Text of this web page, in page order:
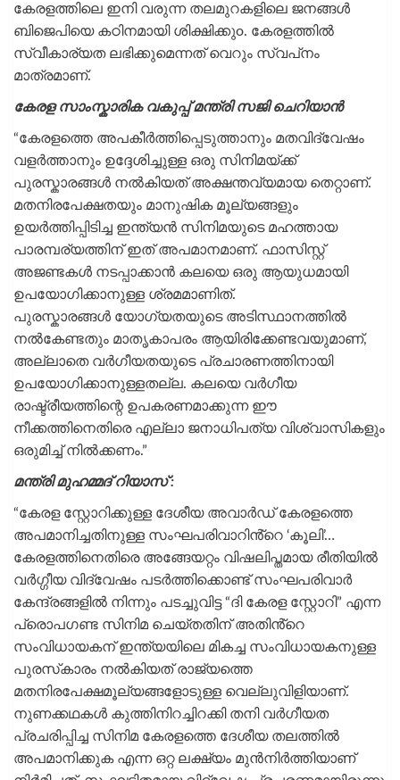
കേരളത്തിലെ ഇനി വരുന്ന തലമുറകളിലെ ജനങ്ങൾ
ബിജെപിയെ കഠിനമായി ശിക്ഷിക്കുo. കേരളത്തില്‍
സ്വീകാര്യത ലഭിക്കുമെന്നത് വെറും സ്വപ്‌നം
മാത്രമാണ്.
കേരള സാംസ്കാരിക വകുപ്പ് മന്ത്രി സജി ചെറിയാൻ
“കേരളത്തെ അപകീർത്തിപ്പെടുത്താനും മതവിദ്വേഷം
വളർത്താനും ഉദ്ദേശിച്ചുള്ള ഒരു സിനിമയ്ക്ക്
പുരസ്കാരങ്ങൾ നൽകിയത് അക്ഷന്തവ്യമായ തെറ്റാണ്.
മതനിരപേക്ഷതയും മാനുഷിക മൂല്യങ്ങളും
ഉയർത്തിപ്പിടിച്ച ഇന്ത്യൻ സിനിമയുടെ മഹത്തായ
പാരമ്പര്യത്തിന് ഇത് അപമാനമാണ്. ഫാസിസ്റ്റ്
അജണ്ടകൾ നടപ്പാക്കാൻ കലയെ ഒരു ആയുധമായി
ഉപയോഗിക്കാനുള്ള ശ്രമമാണിത്.
പുരസ്കാരങ്ങൾ യോഗ്യതയുടെ അടിസ്ഥാനത്തിൽ
നൽകേണ്ടതും മാതൃകാപരം ആയിരിക്കേണ്ടവയുമാണ്,
അല്ലാതെ വർഗീയതയുടെ പ്രചാരണത്തിനായി
ഉപയോഗിക്കാനുള്ളതല്ല. കലയെ വർഗീയ
രാഷ്ട്രീയത്തിന്റെ ഉപകരണമാക്കുന്ന ഈ
നീക്കത്തിനെതിരെ എല്ലാ ജനാധിപത്യ വിശ്വാസികളും
ഒരുമിച്ച് നിൽക്കണം.”
മന്ത്രി മുഹമ്മദ് റിയാസ് :
“കേരള സ്റ്റോറിക്കുള്ള ദേശീയ അവാർഡ് കേരളത്തെ
അപമാനിച്ചതിനുള്ള സംഘപരിവാറിൻ്റെ ‘കൂലി’…
കേരളത്തിനെതിരെ അങ്ങേയറ്റം വിഷലിപ്തമായ രീതിയിൽ
വർഗ്ഗീയ വിദ്വേഷം പടർത്തിക്കൊണ്ട് സംഘപരിവാർ
കേന്ദ്രങ്ങളിൽ നിന്നും പടച്ചുവിട്ട “ദി കേരള സ്റ്റോറി” എന്ന
പ്രൊപഗണ്ട സിനിമ ചെയ്തതിന് അതിൻ്റെ
സംവിധായകന് ഇന്ത്യയിലെ മികച്ച സംവിധായകനുള്ള
പുരസ്‌കാരം നൽകിയത് രാജ്യത്തെ
മതനിരപേക്ഷമൂല്യങ്ങളോടുള്ള വെല്ലുവിളിയാണ്.
നുണക്കഥകൾ കുത്തിനിറച്ചിറക്കി തനി വർഗീയത
പ്രചരിപ്പിച്ച സിനിമ കേരളത്തെ ദേശീയ തലത്തിൽ
അപമാനിക്കുക എന്ന ഒറ്റ ലക്ഷ്യം മുൻനിർത്തിയാണ്